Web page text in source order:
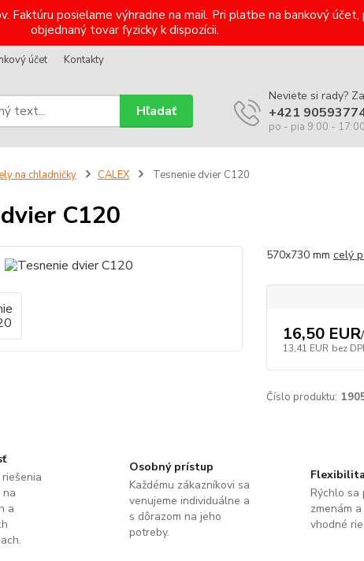
Faktúru posielame výhradne na mail. Pri platbe na bankový
objednaný tovar fyzicky k dispozícii.
účet Kontakty
Hľadať
Neviete si rady?
+421
po - pia 9:00 - 17:00
na chladničky CALEX Tesnenie dvier C120
C120
570x730 mm celý
16,50 EUR/
13,41 EUR bez
Číslo produktu:
na
a
Osobný prístup
Každému zákazníkovi sa
venujeme individuálne a
s dôrazom na jeho
potreby.
Flexibilita
Rýchlo sa
zmenám
vhodné